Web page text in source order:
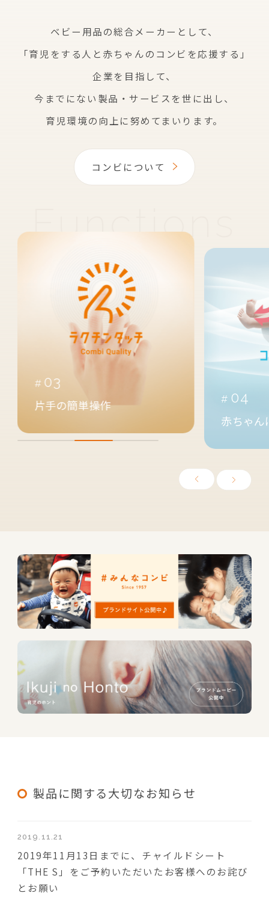
ベビー用品の総合メーカーとして、
「育児をする人と赤ちゃんのコンビを応援する」
企業を 目指して、
今までにない製品・サービスを世に出し、
育児環境の向上に努めてまいります。
コンビについて
04 汗っかき
製品に関する大切なお知らせ
2019.11.21
2019年11月13日までに、チャイルドシート
「THE S」をご予約いただいたお客様へのお詫び
とお願い